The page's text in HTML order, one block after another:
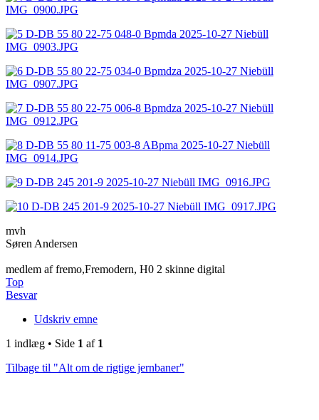
mvh
Søren Andersen
medlem af fremo,Fremodern, H0 2 skinne digital
Top
Besvar
Udskriv emne
1 indlæg • Side 1 af 1
Tilbage til "Alt om de rigtige jernbaner"